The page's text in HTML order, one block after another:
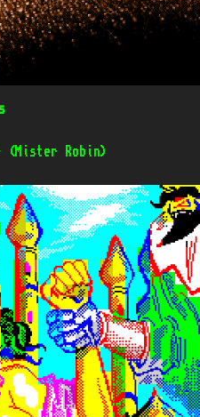
(Mister Robin)